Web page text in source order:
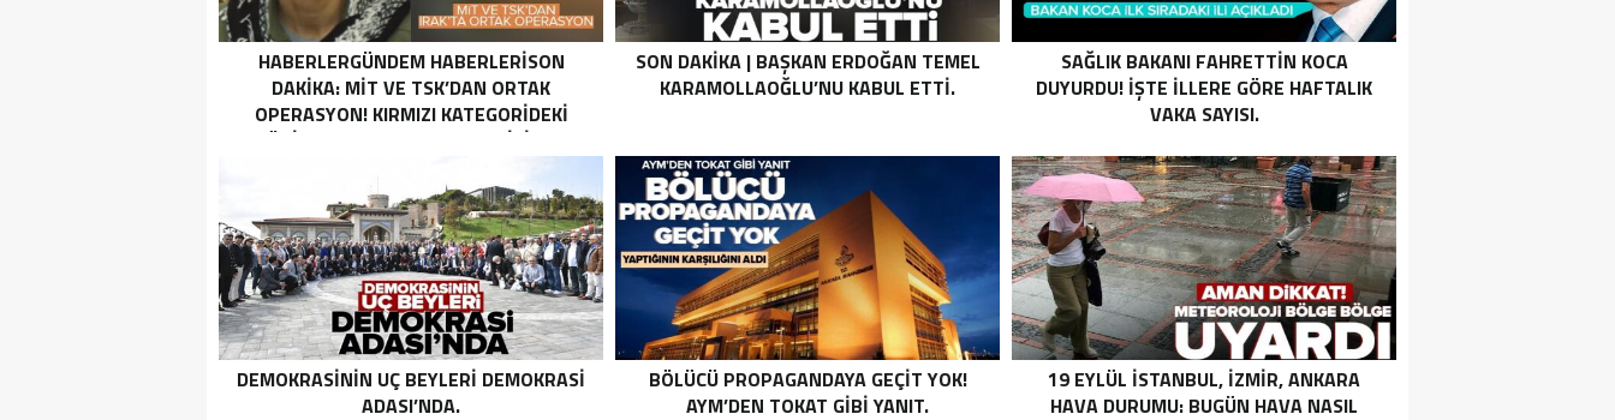
HABERLERGÜNDEM HABERLERISON
DAKIKA: MİT VE TSK’DAN ORTAK
OPERASYON! KIRMIZI KATEGORIDEKI
TERÖRIST NAZLI TAŞPINAR ETKISIZ HALE
ORTAK OPERASYON! KIRMIZI
KATEGORIDEKI TERÖRIST NAZLI
TAŞPINAR ETKISIZ HALE GETIRILDI .
SON DAKIKA | BAŞKAN ERDOĞAN TEMEL
KARAMOLLAOĞLU’NU KABUL ETTI.
SAĞLIK BAKANI FAHRETTIN KOCA
DUYURDU! İŞTE ILLERE GÖRE HAFTALIK
VAKA SAYISI.
DEMOKRASININ UÇ BEYLERI DEMOKRASI
ADASI’NDA.
BÖLÜCÜ PROPAGANDAYA GEÇIT YOK!
AYM’DEN TOKAT GIBI YANIT.
19 EYLÜL İSTANBUL, İZMIR, ANKARA
HAVA DURUMU: BUGÜN HAVA NASIL